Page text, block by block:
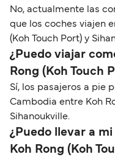
No, actualmente las
que los coches viajen
(Koh Touch Port) y
¿Puedo viajar
Rong (Koh Touch
Sí, los pasajeros a pie
Cambodia entre Koh
Sihanoukville.
¿Puedo llevar a
Koh Rong (Koh